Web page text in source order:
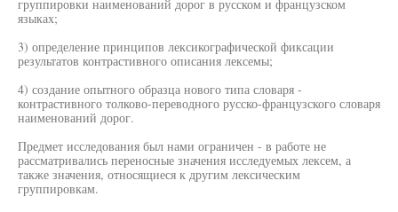
группировки наименований дорог в русском и французском
языках;
3) определение принципов лексикографической фиксации
результатов контрастивного описания лексемы;
4) создание опытного образца нового типа словаря -
контрастивного толково-переводного русско-французского словаря
наименований дорог.
Предмет исследования был нами ограничен - в работе не
рассматривались переносные значения исследуемых лексем, а
также значения, относящиеся к другим лексическим
группировкам.